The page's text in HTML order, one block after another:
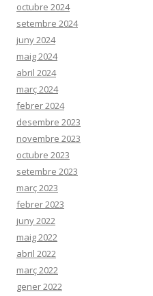
octubre 2024
setembre 2024
juny 2024
maig 2024
abril 2024
març 2024
febrer 2024
desembre 2023
novembre 2023
octubre 2023
setembre 2023
març 2023
febrer 2023
juny 2022
maig 2022
abril 2022
març 2022
gener 2022